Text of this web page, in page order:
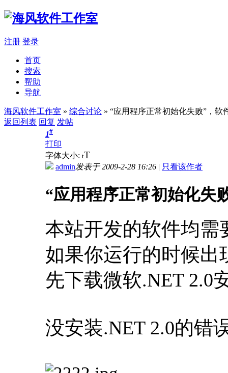
注册 登录
首页
搜索
帮助
导航
海风软件工作室 » 综合讨论 » “应用程序正常初始化失败”，软
返回列表 回复 发帖
1#
打印
字体大小: tT
admin发表于 2009-2-28 16:26 | 只看该作者
“应用程序正常初始化失
本站开发的软件均需
如果你运行的时候出
先下载微软.NET 2.0
没安装.NET 2.0的错